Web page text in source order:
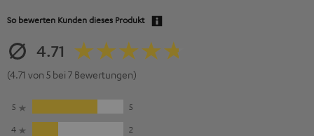
So bewerten Kunden dieses Produkt
4.71
(4.71 von 5 bei 7 Bewertungen)
5
5
4
2